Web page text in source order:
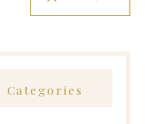
Categories